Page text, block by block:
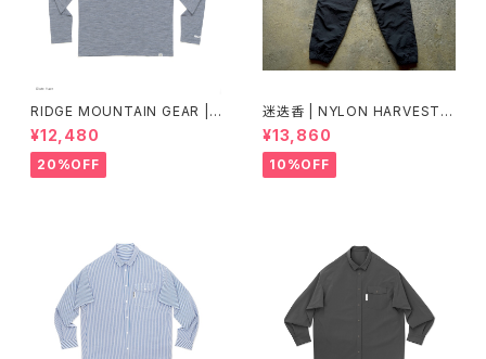
RIDGE MOUNTAIN GEAR |
Merino Basic Long Sleeve
Tee "Micro Border"
¥12,480
20%OFF
迷迭香 | NYLON HARVEST T
RAINER Ver.2025 Lot.3
¥13,860
10%OFF